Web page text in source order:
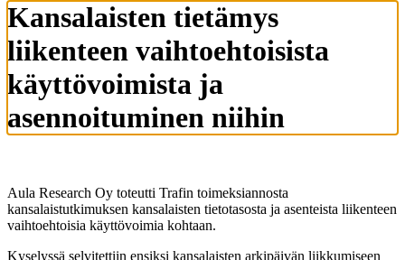
Kansalaisten tietämys
liikenteen vaihtoehtoisista
käyttövoimista ja
asennoituminen niihin
Aula Research Oy toteutti Trafin toimeksiannosta
kansalaistutkimuksen kansalaisten tietotasosta ja asenteista liikenteen
vaihtoehtoisia käyttövoimia kohtaan.
Kyselyssä selvitettiin ensiksi kansalaisten arkipäivän liikkumiseen